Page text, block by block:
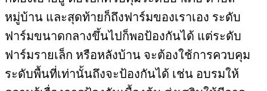
หมู่บ้าน​ และสุดท้ายก็ถึงฟาร์มของเราเอง​ ระดับ
ฟาร์ม​ขนาดกลางขึ้นไปก็พอป้องกันได้​ แต่ระดับ
ฟาร์ม​รายเล็ก​ หรือหลังบ้าน​ จะต้องใช้การควบคุม
ระดับพื้นที่เท่านั้นถึงจะป้องกันได้​ เช่น​ อบรมให้